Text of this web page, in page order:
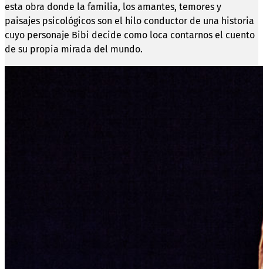
esta obra donde la familia, los amantes, temores y
paisajes psicológicos son el hilo conductor de una historia
cuyo personaje Bibi decide como loca contarnos el cuento
de su propia mirada del mundo.